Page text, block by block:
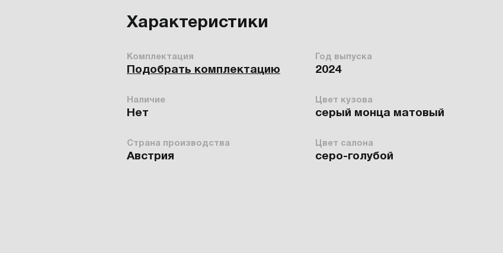
Характеристики
Комплектация
Подобрать комплектацию
Год выпуска
2024
Наличие
Нет
Цвет кузова
серый монца матовый
Страна производства
Австрия
Цвет салона
серо-голубой